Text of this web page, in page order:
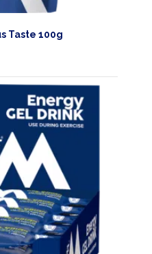
Taste 100g